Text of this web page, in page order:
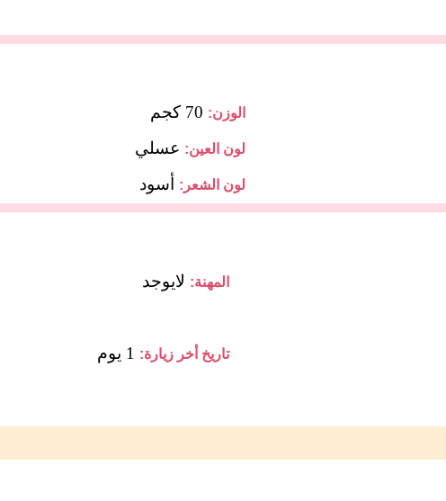
الوزن: 70 كجم
لون العين: عسلي
لون الشعر: أسود
المهنة: لايوجد
تاريخ أخر زيارة: 1 يوم